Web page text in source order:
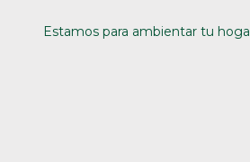
Estamos para ambientar tu